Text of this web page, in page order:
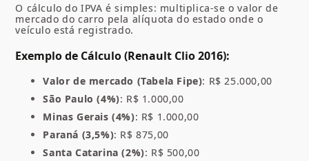
O cálculo do IPVA é simples: multiplica-se o valor de
mercado do carro pela alíquota do estado onde o
veículo está registrado.
Exemplo de Cálculo (Renault Clio 2016):
Valor de mercado (Tabela Fipe): R$ 25.000,00
São Paulo (4%): R$ 1.000,00
Minas Gerais (4%): R$ 1.000,00
Paraná (3,5%): R$ 875,00
Santa Catarina (2%): R$ 500,00